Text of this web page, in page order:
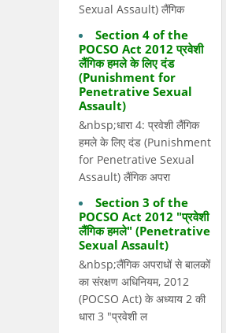
Sexual Assault) लैंगिक
Section 4 of the
POCSO Act 2012 प्रवेशी
लैंगिक हमले के लिए दंड
(Punishment for
Penetrative Sexual
Assault)
&nbsp;धारा 4: प्रवेशी लैंगिक
हमले के लिए दंड (Punishment
for Penetrative Sexual
Assault) लैंगिक अपरा
Section 3 of the
POCSO Act 2012 "प्रवेशी
लैंगिक हमले" (Penetrative
Sexual Assault)
&nbsp;लैंगिक अपराधों से बालकों
का संरक्षण अधिनियम, 2012
(POCSO Act) के अध्याय 2 की
धारा 3 "प्रवेशी ल